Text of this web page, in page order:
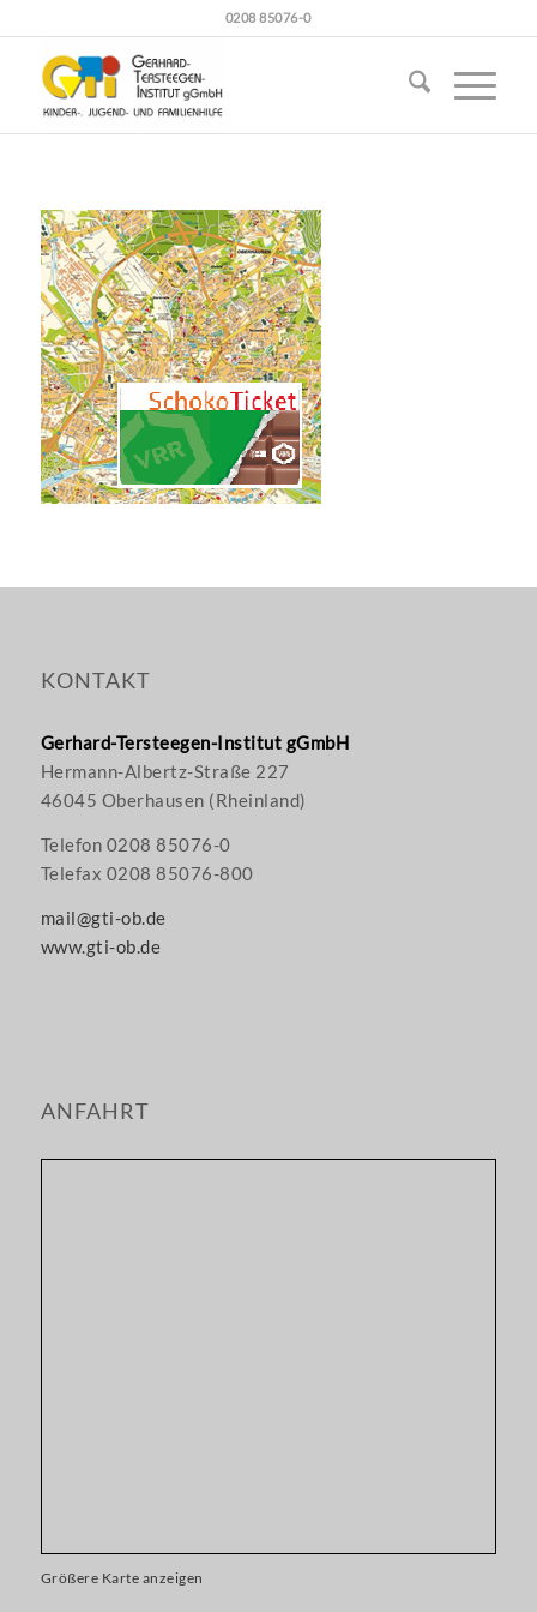
0208 85076-0
KONTAKT
Gerhard-Tersteegen-Institut gGmbH
Hermann-Albertz-Straße 227
46045 Oberhausen (Rheinland)
Telefon 0208 85076-0
Telefax 0208 85076-800
mail@gti-ob.de
www.gti-ob.de
ANFAHRT
Größere Karte anzeigen